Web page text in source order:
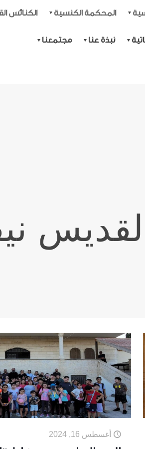
المحكمة الكنسية الكنائس
نبذة عنا مجتمعنا
أغسطس 16, 2024